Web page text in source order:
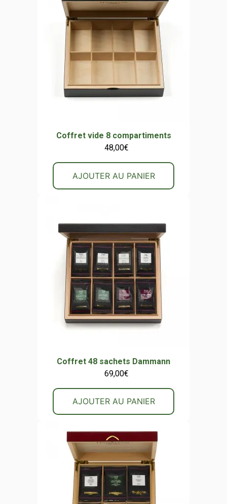
Coffret vide 8 compartiments
48,00€
AJOUTER AU PANIER
Coffret 48 sachets Dammann
69,00€
AJOUTER AU PANIER